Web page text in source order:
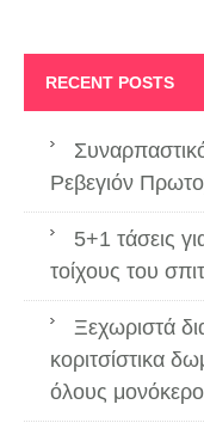
RECENT POSTS
Ρεβεγιόν
5+1 τάσεις
τοίχους του
Ξεχωριστά
κοριτσίστικα
όλους